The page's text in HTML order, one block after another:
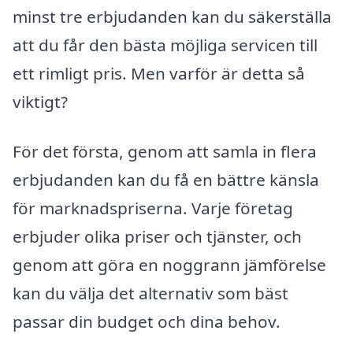
minst tre erbjudanden kan du säkerställa
att du får den bästa möjliga servicen till
ett rimligt pris. Men varför är detta så
viktigt?
För det första, genom att samla in flera
erbjudanden kan du få en bättre känsla
för marknadspriserna. Varje företag
erbjuder olika priser och tjänster, och
genom att göra en noggrann jämförelse
kan du välja det alternativ som bäst
passar din budget och dina behov.